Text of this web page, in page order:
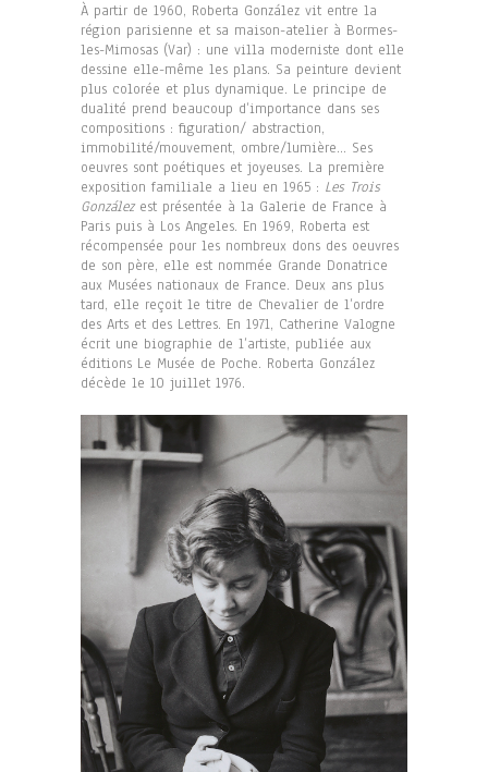
À partir de 1960, Roberta González vit entre la
région parisienne et sa maison-atelier à Bormes-
les-Mimosas (Var) : une villa moderniste dont elle
dessine elle-même les plans. Sa peinture devient
plus colorée et plus dynamique. Le principe de
dualité prend beaucoup d’importance dans ses
compositions : figuration/ abstraction,
immobilité/mouvement, ombre/lumière… Ses
oeuvres sont poétiques et joyeuses. La première
exposition familiale a lieu en 1965 : Les Trois
González est présentée à la Galerie de France à
Paris puis à Los Angeles. En 1969, Roberta est
récompensée pour les nombreux dons des oeuvres
de son père, elle est nommée Grande Donatrice
aux Musées nationaux de France. Deux ans plus
tard, elle reçoit le titre de Chevalier de l’ordre
des Arts et des Lettres. En 1971, Catherine Valogne
écrit une biographie de l’artiste, publiée aux
éditions Le Musée de Poche. Roberta González
décède le 10 juillet 1976.